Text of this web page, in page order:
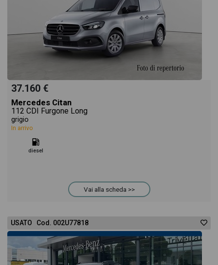
37.160 €
Mercedes Citan
112 CDI Furgone Long
grigio
In arrivo
diesel
Vai alla scheda >>
USATO Cod. 002U77818